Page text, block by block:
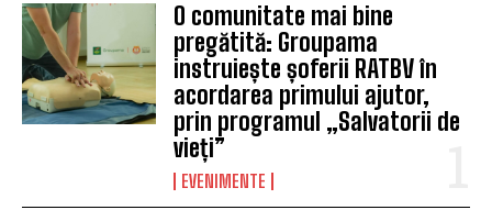
O comunitate mai bine
pregătită: Groupama
instruiește șoferii RATBV în
acordarea primului ajutor,
prin programul „Salvatorii de
vieți”
EVENIMENTE